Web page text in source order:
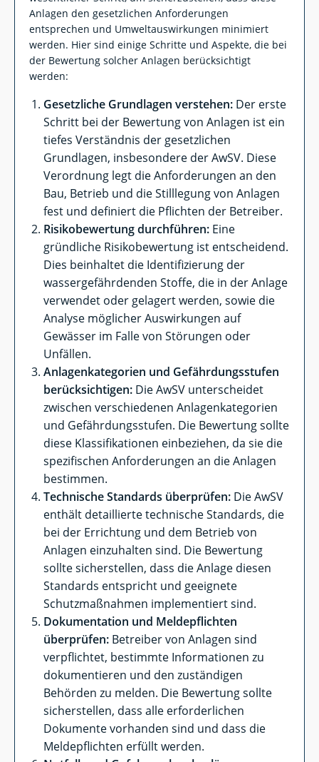
Anlagen den gesetzlichen Anforderungen
entsprechen und Umweltauswirkungen minimiert
werden. Hier sind einige Schritte und Aspekte, die bei
der Bewertung solcher Anlagen berücksichtigt
werden:
Gesetzliche Grundlagen verstehen: Der erste
Schritt bei der Bewertung von Anlagen ist ein
tiefes Verständnis der gesetzlichen
Grundlagen, insbesondere der AwSV. Diese
Verordnung legt die Anforderungen an den
Bau, Betrieb und die Stilllegung von Anlagen
fest und definiert die Pflichten der Betreiber.
Risikobewertung durchführen: Eine
gründliche Risikobewertung ist entscheidend.
Dies beinhaltet die Identifizierung der
wassergefährdenden Stoffe, die in der Anlage
verwendet oder gelagert werden, sowie die
Analyse möglicher Auswirkungen auf
Gewässer im Falle von Störungen oder
Unfällen.
Anlagenkategorien und Gefährdungsstufen
berücksichtigen: Die AwSV unterscheidet
zwischen verschiedenen Anlagenkategorien
und Gefährdungsstufen. Die Bewertung sollte
diese Klassifikationen einbeziehen, da sie die
spezifischen Anforderungen an die Anlagen
bestimmen.
Technische Standards überprüfen: Die AwSV
enthält detaillierte technische Standards, die
bei der Errichtung und dem Betrieb von
Anlagen einzuhalten sind. Die Bewertung
sollte sicherstellen, dass die Anlage diesen
Standards entspricht und geeignete
Schutzmaßnahmen implementiert sind.
Dokumentation und Meldepflichten
überprüfen: Betreiber von Anlagen sind
verpflichtet, bestimmte Informationen zu
dokumentieren und den zuständigen
Behörden zu melden. Die Bewertung sollte
sicherstellen, dass alle erforderlichen
Dokumente vorhanden sind und dass die
Meldepflichten erfüllt werden.